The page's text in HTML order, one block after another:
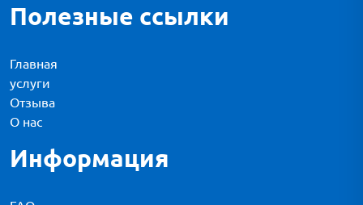
Полезные ссылки
Главная
услуги
Отзыва
О нас
Информация